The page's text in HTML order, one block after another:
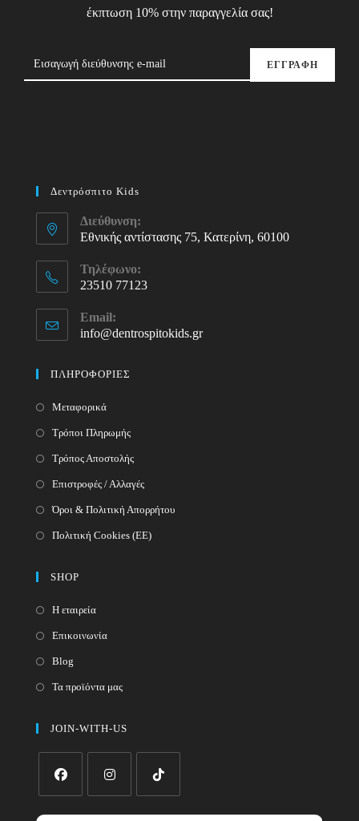
έκπτωση 10% στην παραγγελία σας!
ΕΓΓΡΑΦΗ
Δεντρόσπιτο Kids
Διεύθυνση:
Εθνικής αντίστασης 75, Κατερίνη, 60100
Τηλέφωνο:
23510 77123
in
your
Email:
info@dentrospitokids.grOpens
ΠΛΗΡΟΦΟΡΙΕΣ
Μεταφορικά
Τρόποι Πληρωμής
Τρόπος Αποστολής
Επιστροφές / Αλλαγές
Όροι & Πολιτική Απορρήτου
Πολιτική Cookies (ΕΕ)
SHOP
Η εταιρεία
Επικοινωνία
Blog
Τα προϊόντα μας
JOIN-WITH-US